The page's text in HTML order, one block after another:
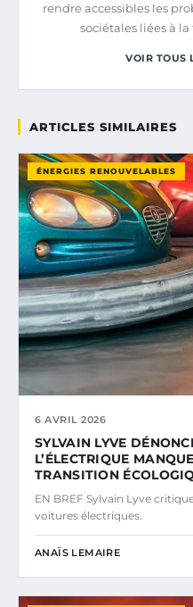
rendre accessibles les
sociétales liées à
VOIR TOUS
ARTICLES SIMILAIRES
ÉNERGIES RENOUVELABLES
6 AVRIL 2026
SYLVAIN LYVE
L’ÉLECTRIQUE
TRANSITION
EN BREF Sylvain Lyve
voitures électriques.
ANAÏS LEMAIRE